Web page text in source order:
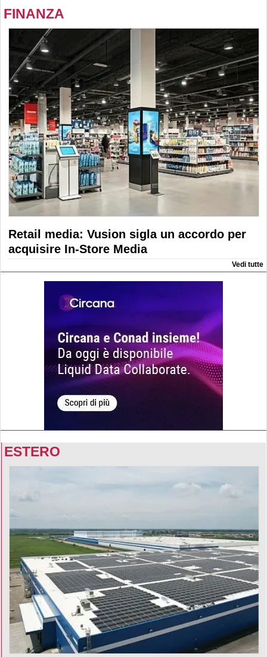
FINANZA
Retail media: Vusion sigla un accordo per
acquisire In-Store Media
Vedi tutte
ESTERO